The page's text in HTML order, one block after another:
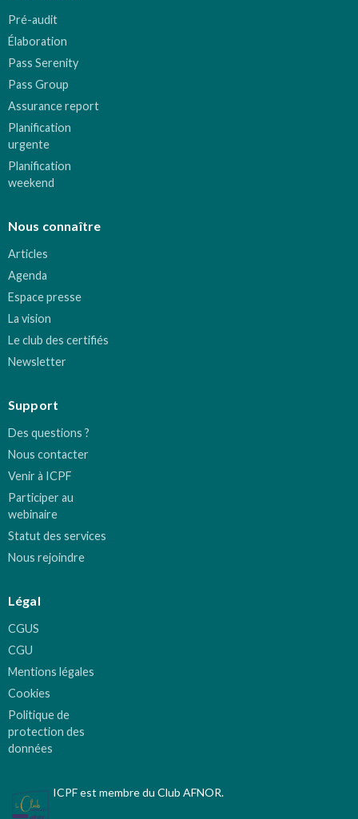
Pré-audit
Élaboration
Pass Serenity
Pass Group
Assurance report
Planification
urgente
Planification
weekend
Nous connaître
Articles
Agenda
Espace presse
La vision
Le club des certifiés
Newsletter
Support
Des questions ?
Nous contacter
Venir à ICPF
Participer au
webinaire
Statut des services
Nous rejoindre
Légal
CGUS
CGU
Mentions légales
Cookies
Politique de
protection des
données
ICPF est membre du Club AFNOR.